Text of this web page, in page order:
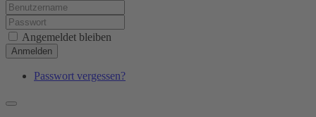
Angemeldet bleiben
Anmelden
Passwort vergessen?